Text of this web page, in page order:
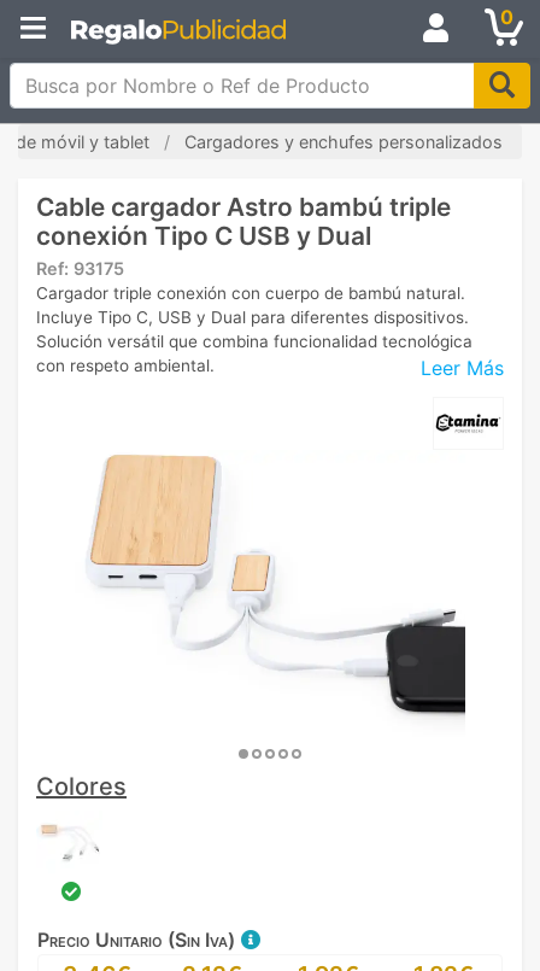
0
Busca por Nombre o Ref de Producto
de móvil y tablet Cargadores y enchufes personalizados
Cable cargador Astro bambú triple
conexión Tipo C USB y Dual
Ref: 93175
Leer Más
Cargador triple conexión con cuerpo de bambú natural.
Incluye Tipo C, USB y Dual para diferentes dispositivos.
Solución versátil que combina funcionalidad tecnológica
con respeto ambiental.
Colores
Precio Unitario (Sin Iva)